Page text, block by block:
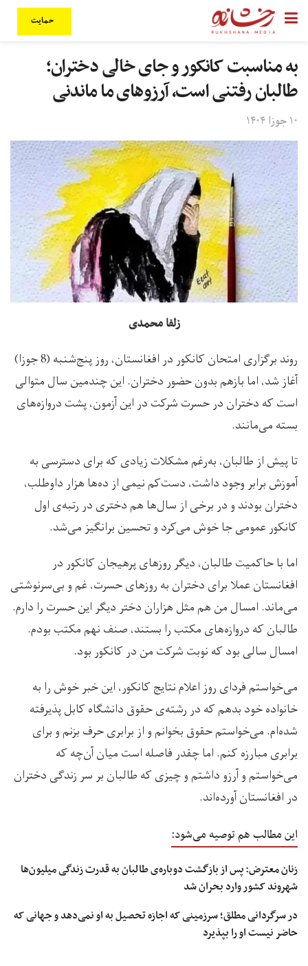
حمایت
به مناسبت کانکور و جای خالی دختران؛
طالبان رفتنی است، آرزوهای ما ماندنی
۱۰ جوزا ۱۴۰۴
زلفا محمدی
روند برگزاری امتحان کانکور در افغانستان، روز پنج‌شنبه (8 جوزا)
آغاز شد، اما بازهم بدون حضور دختران. این چندمین سال متوالی
است که دختران در حسرت شرکت در این آزمون، پشت دروازه‌های
بسته می‌مانند.
تا پیش از طالبان، به‌رغم مشکلات زیادی که برای دسترسی به
آموزش برابر وجود داشت، دست‌کم نیمی از ده‌ها هزار داوطلب،
دختران بودند و در برخی از سال‌ها هم دختری در رتبه‌ی اول
کانکور عمومی جا خوش می‌کرد و تحسین برانگیز می‌شد.
اما با حاکمیت طالبان، دیگر روزهای پرهیجان کانکور در
افغانستان عملا برای دختران به روزهای حسرت، غم و بی‌سرنوشتی
می‌ماند. امسال من هم مثل هزاران دختر دیگر این حسرت را دارم.
طالبان که دروازه‌های مکتب را بستند، صنف نهم مکتب بودم.
امسال سالی بود که نوبت شرکت من در کانکور بود.
می‌خواستم فردای روز اعلام نتایج کانکور، این خبر خوش را به
خانواده خود بدهم که در رشته‌ی حقوق دانشگاه کابل پذیرفته
شده‌ام. می‌خواستم حقوق بخوانم و از برابری حرف بزنم و برای
برابری مبارزه کنم. اما چقدر فاصله است میان آن‌چه که
می‌خواستم و آرزو داشتم و چیزی که طالبان بر سر زندگی دختران
در افغانستان آورده‌اند.
این مطالب هم توصیه می‌شود:
زنان معترض: پس از بازگشت دوباره‌ی طالبان به قدرت زندگی میلیون‌ها
شهروند کشور وارد بحران شد
در سرگردانی مطلق؛ سرزمینی که اجازه تحصیل به او نمی‌دهد و جهانی که
حاضر نیست او را بپذیرد